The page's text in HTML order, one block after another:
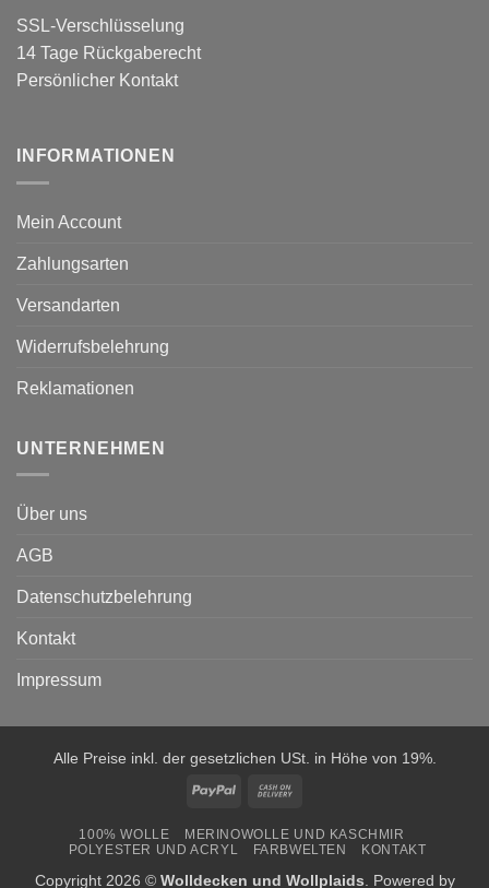
SSL-Verschlüsselung
14 Tage Rückgaberecht
Persönlicher Kontakt
INFORMATIONEN
Mein Account
Zahlungsarten
Versandarten
Widerrufsbelehrung
Reklamationen
UNTERNEHMEN
Über uns
AGB
Datenschutzbelehrung
Kontakt
Impressum
Alle Preise inkl. der gesetzlichen USt. in Höhe von 19%.
PayPal
Delivery
100% WOLLE
MERINOWOLLE UND KASCHMIR
POLYESTER UND ACRYL
FARBWELTEN KONTAKT
Copyright 2026 © Wolldecken und Wollplaids. Powered by